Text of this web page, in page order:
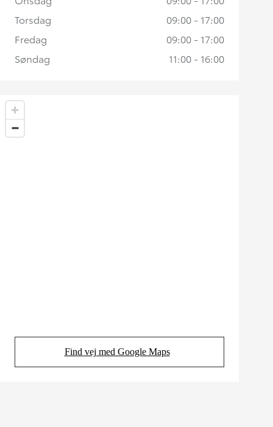
Find vej med Google Maps
(Opens in new tab)
Torsdag
09:00 - 17:00
Fredag
09:00 - 17:00
Søndag
11:00 - 16:00